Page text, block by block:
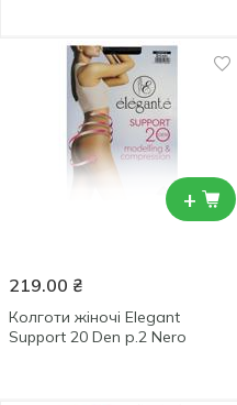
+
219.00 ₴
Колготи жіночі Elegant
Support 20 Den р.2 Nero